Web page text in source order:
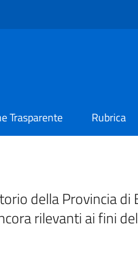
Trasparente Rubrica
della Provincia
rilevanti ai fini